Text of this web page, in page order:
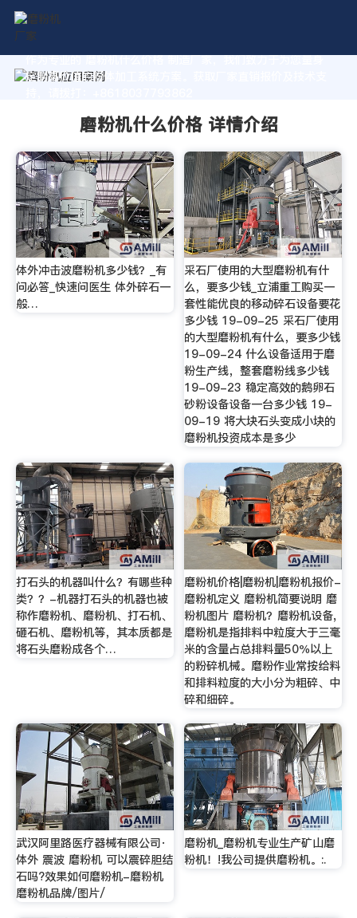
作为专业的 磨粉机什么价格 制造厂家，我们致力于为您量身
定制高价值的粉体加工系统方案。获取厂家直销报价及技术支
磨粉机什么价格 详情介绍
体外冲击波磨粉机多少钱？_有
问必答_快速问医生 体外碎石一
般…
采石厂使用的大型磨粉机有什
么，要多少钱_立浦重工购买一
套性能优良的移动碎石设备要花
多少钱 19-09-25 采石厂使用
的大型磨粉机有什么，要多少钱
19-09-24 什么设备适用于磨
粉生产线，整套磨粉线多少钱
19-09-23 稳定高效的鹅卵石
砂粉设备设备一台多少钱 19-
09-19 将大块石头变成小块的
磨粉机投资成本是多少
打石头的机器叫什么？有哪些种
类？？-机器打石头的机器也被
称作磨粉机、磨粉机、打石机、
砸石机、磨粉机等，其本质都是
将石头磨粉成各个…
磨粉机价格|磨粉机|磨粉机报价-
磨粉机定义 磨粉机简要说明 磨
粉机图片 磨粉机？磨粉机设备,
磨粉机是指排料中粒度大于三毫
米的含量占总排料量50％以上
的粉碎机械。磨粉作业常按给料
和排料粒度的大小分为粗碎、中
碎和细碎。
武汉阿里路医疗器械有限公司·
体外 震波 磨粉机 可以震碎胆结
石吗?效果如何磨粉机-磨粉机
磨粉机品牌/图片/
磨粉机_磨粉机专业生产矿山磨
粉机！!我公司提供磨粉机。:.